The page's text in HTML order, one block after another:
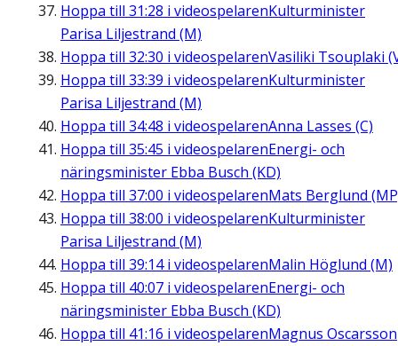
Hoppa till 31:28 i videospelarenKulturminister
Parisa Liljestrand (M)
Hoppa till 32:30 i videospelarenVasiliki Tsouplaki
Hoppa till 33:39 i videospelarenKulturminister
Parisa Liljestrand (M)
Hoppa till 34:48 i videospelarenAnna Lasses (C)
Hoppa till 35:45 i videospelarenEnergi- och
näringsminister Ebba Busch (KD)
Hoppa till 37:00 i videospelarenMats Berglund
Hoppa till 38:00 i videospelarenKulturminister
Parisa Liljestrand (M)
Hoppa till 39:14i videospelarenMalin Höglund (M)
Hoppa till 40:07 i videospelarenEnergi- och
näringsminister Ebba Busch (KD)
Hoppa till 41:16 i videospelarenMagnus Oscarsson